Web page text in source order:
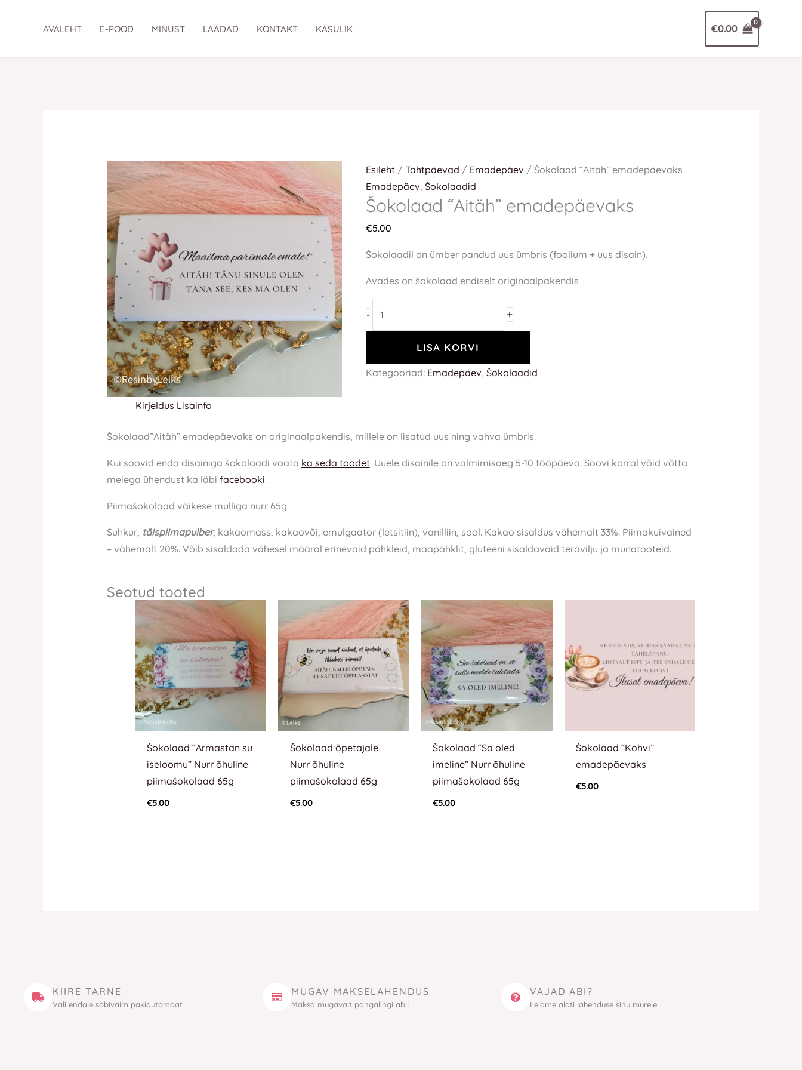
AVALEHT E-POOD MINUST LAADAD KONTAKT KASULIK €0.00
Esileht/ Tähtpäevad / Emadepäev / Šokolaad “Aitäh” emadepäevaks
Emadepäev, Šokolaadid
Šokolaad “Aitäh” emadepäevaks
€5.00
Šokolaadil on ümber pandud uus ümbris (foolium + uus disain).
Avades on šokolaad endiselt originaalpakendis
- +
LISA KORVI
Kategooriad: Emadepäev, Šokolaadid
Kirjeldus Lisainfo
Šokolaad”Aitäh” emadepäevaks on originaalpakendis, millele on lisatud uus ning vahva ümbris.
Kui soovid enda disainiga šokolaadi vaata ka seda toodet. Uuele disainile on valmimisaeg 5-10 tööpäeva. Soovi korral võid võtta
meiega ühendust ka läbi facebooki.
Piimašokolaad väikese mulliga nurr 65g
Suhkur, täispiimapulber, kakaomass, kakaovõi, emulgaator (letsitiin), vanilliin, sool. Kakao sisaldus vähemalt 33%. Piimakuivained
– vähemalt 20%. Võib sisaldada vähesel määral erinevaid pähkleid, maapähklit, gluteeni sisaldavaid teravilju ja munatooteid.
Seotud tooted
Šokolaad “Armastan su
iseloomu” Nurr õhuline
piimašokolaad 65g
€5.00
Šokolaad õpetajale
Nurr õhuline
piimašokolaad 65g
€5.00
Šokolaad “Sa oled
imeline” Nurr õhuline
piimašokolaad 65g
€5.00
Šokolaad “Kohvi”
emadepäevaks
€5.00
KIIRE TARNE
Vali endale sobivaim pakiautomaat
MUGAV MAKSELAHENDUS
Maksa mugavalt pangalingi abil
VAJAD ABI?
Leiame alati lahenduse sinu murele